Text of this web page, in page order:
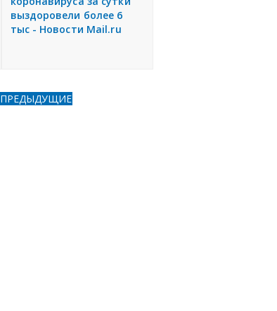
выздоровели более 6
тыс - Новости Mail.ru
ПРЕДЫДУЩИЕ